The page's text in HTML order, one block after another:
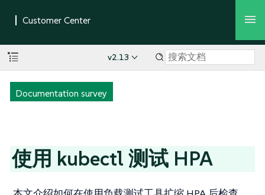
v2.13
Documentation survey
使用 kubectl 测试 HPA